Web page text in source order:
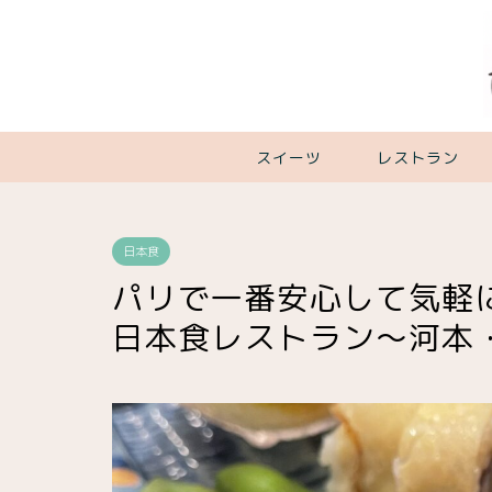
スイーツ レストラン
日本食
パリで一番安心して気
日本食レストラン〜河本